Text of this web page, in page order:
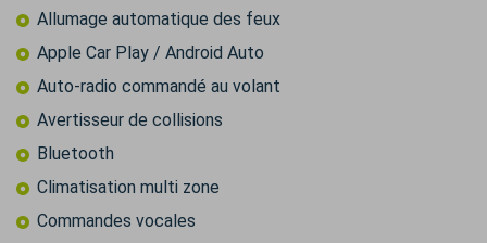
Allumage automatique des feux
Apple Car Play / Android Auto
Auto-radio commandé au volant
Avertisseur de collisions
Bluetooth
Climatisation multi zone
Commandes vocales